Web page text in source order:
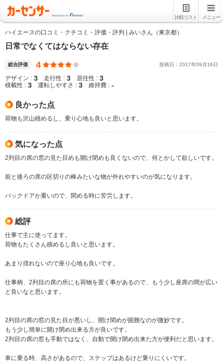
比較リスト メニュー
ハイエースの口コミ・クチコミ・評価・評判 | みいさん（東京都）
日常でなくてはならない存在
総合評価 4 投稿日： 2017年09 月 16日
デザイン : 3 走行性 : 3 居住性 : 3
積載性 : 3 運転しやすさ : 3 維持費 : -
良かった点
荷物も沢山積めるし、乗り心地も良いと思います。
気になった点
2列目の席の窓の見た目めも開け閉めも良くないので、何とかして欲しいです。
前と後ろの席の区切りの棒みたいな物が外れやすいのが気になります。
バックドアか重いので、閉める時に苦労します。
総評
仕事で主に使ってます。
荷物もたくさん積めるし良いと思います。
あまり揺れないので座り心地も良いです。
仕事柄、2列目の席の所にも荷物を置く事があるので、もう少し座席の間が広い
と良いなと思います。
2列目の席の窓の見た目が悪いし、開け閉めが困難なのが微妙です。
もう少し簡単に開け閉め出来る方が良いです。
2列目の席の窓も手動ではなく、自動で開け閉め出来た方が便利だと思います。
車に乗る時、高さがあるので、ステップはあるけど乗りにくいです。